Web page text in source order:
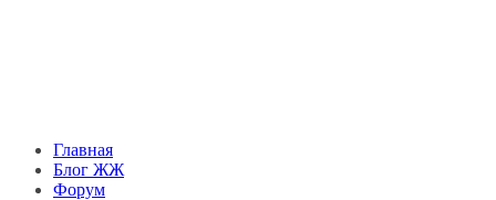
Главная
Блог ЖЖ
Форум